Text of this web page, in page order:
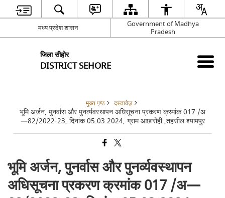
मध्य प्रदेश शासन
Government of Madhya
Pradesh
जिला सीहोर
DISTRICT SEHORE
मुख्य पृष्ठ दस्तावेज़
भूमि अर्जन, पुनर्वास और पुनर्व्‍यवस्‍थापन अधिसूचना प्रकरण क्रमांक 017 /अ
—82/2022-23, दिनांक 05.03.2024, ग्राम आछारोही ,तहसील श्यामपुर
भूमि अर्जन, पुनर्वास और पुनर्व्‍यवस्‍थापन
अधिसूचना प्रकरण क्रमांक 017 /अ—